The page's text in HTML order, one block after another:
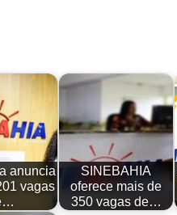
anuncia
vagas
SINEBAHIA
oferece mais de
350 vagas de…